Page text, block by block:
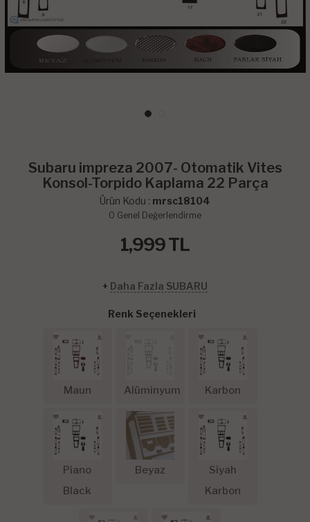
Subaru impreza 2007- Otomatik Vites
Konsol-Torpido Kaplama 22 Parça
Ürün Kodu : mrsc18104
0 Genel Değerlendirme
1,999TL
+ Daha Fazla SUBARU
Renk Seçenekleri
Maun Alüminyum Karbon
Piano
Black
Beyaz
Siyah
Karbon